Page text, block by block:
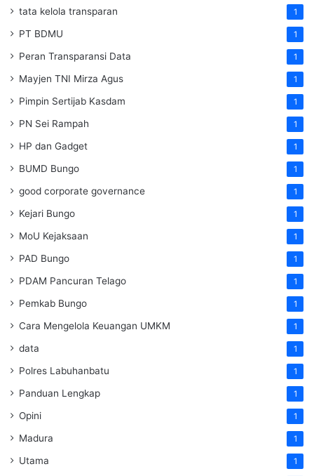
tata kelola transparan 1
PT BDMU 1
Peran Transparansi Data 1
Mayjen TNI Mirza Agus 1
Pimpin Sertijab Kasdam 1
PN Sei Rampah 1
HP dan Gadget 1
BUMD Bungo 1
good corporate governance 1
Kejari Bungo 1
MoU Kejaksaan 1
PAD Bungo 1
PDAM Pancuran Telago 1
Pemkab Bungo 1
Cara Mengelola Keuangan UMKM 1
data 1
Polres Labuhanbatu 1
Panduan Lengkap 1
Opini 1
Madura 1
Utama 1